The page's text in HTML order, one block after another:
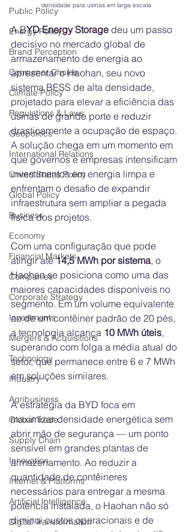
Public Policy
Energy Policy
Brand Perception
Consumer Choice
Climate Policy
Regulations & Laws
Geopolitics
International Relations
United States Policy
Global Policy
Business
Economy
Financial Markets
Companies
Corporate Strategy
Investments
Mergers & Acquisitions
Technology
Industry
Agribusiness
Global Trade
Supply Chain
Innovation
Internet & Platforms
Artificial Intelligence
Digital Transformation
densidade para usinas em larga escala
A BYD Energy Storage deu um passo
decisivo no mercado global de
armazenamento de energia ao
apresentar o Haohan, seu novo
sistema BESS de alta densidade,
projetado para elevar a eficiência das
usinas de grande porte e reduzir
drasticamente a ocupação de espaço.
A solução chega em um momento em
que governos e empresas intensificam
investimentos em energia limpa e
enfrentam o desafio de expandir
infraestrutura sem ampliar a pegada
física dos projetos.
Com uma configuração que pode
atingir até 14,5 MWh por sistema, o
Haohan se posiciona como uma das
maiores capacidades disponíveis no
segmento. Em um volume equivalente
ao de um contêiner padrão de 20 pés,
a tecnologia alcança 10 MWh úteis,
superando com folga a média atual do
setor, que permanece entre 6 e 7 MWh
em soluções similares.
A estratégia da BYD foca em
maximizar densidade energética sem
abrir mão de segurança — um ponto
sensível em grandes plantas de
armazenamento. Ao reduzir a
quantidade de contêineres
necessários para entregar a mesma
potência instalada, o Haohan não só
diminui custos operacionais e de